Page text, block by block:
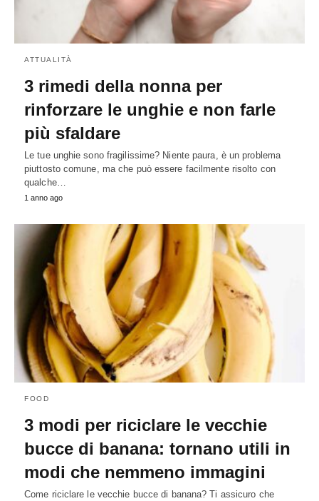
ATTUALITÀ
3 rimedi della nonna per
rinforzare le unghie e non farle
più sfaldare
Le tue unghie sono fragilissime? Niente paura, è un problema
piuttosto comune, ma che può essere facilmente risolto con
qualche…
1 anno ago
FOOD
3 modi per riciclare le vecchie
bucce di banana: tornano utili in
modi che nemmeno immagini
Come riciclare le vecchie bucce di banana? Ti assicuro che